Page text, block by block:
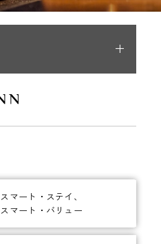
スマート・ステイ、
スマート・バリュー